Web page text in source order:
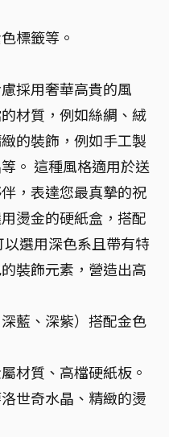
標籤等。
採用奢華高貴的風
材質，例如絲綢、絨
的裝飾，例如手工製
。 這種風格適用於送
，表達您最真摯的祝
燙金的硬紙盒，搭配
選用深色系且帶有特
裝飾元素，營造出高
藍、深紫）搭配金色
材質、高檔硬紙板。
世奇水晶、精緻的燙